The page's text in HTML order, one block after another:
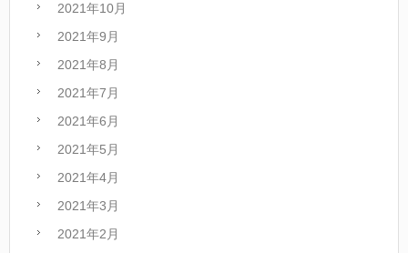
2021年10月
2021年9月
2021年8月
2021年7月
2021年6月
2021年5月
2021年4月
2021年3月
2021年2月